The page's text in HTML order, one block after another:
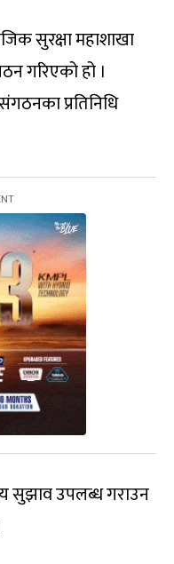
सुरक्षा महाशाखा
गरिएको हो ।
प्रतिनिधि
सुझाव उपलब्ध गराउन